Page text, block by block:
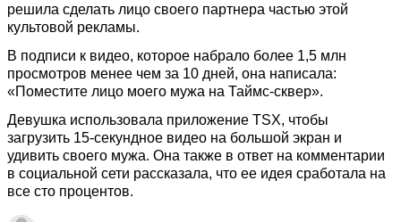
решила сделать лицо своего партнера частью этой
культовой рекламы.
В подписи к видео, которое набрало более 1,5 млн
просмотров менее чем за 10 дней, она написала:
«Поместите лицо моего мужа на Таймс-сквер».
Девушка использовала приложение TSX, чтобы
загрузить 15-секундное видео на большой экран и
удивить своего мужа. Она также в ответ на комментарии
в социальной сети рассказала, что ее идея сработала на
все сто процентов.